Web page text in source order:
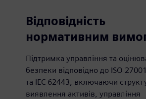
Відповідність
нормативним
Підтримка управління та
безпеки відповідно до ISO
та IEC 62443, включаючи
виявлення активів, управління